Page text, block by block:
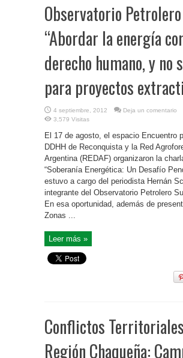
Observatorio
“Abordar la energía
derecho humano, y no
para proyectos
4 septiembre, 2012
Deja un comentario
3,579 Visitas
El 17 de agosto, el espacio Encuentro
DDHH de Reconquista y la Red
Argentina (REDAF) organizaron la
“Soberanía Energética: Un Desafío
estuvo a cargo del periodista Hernán
integrante del Observatorio Petrolero
En esa oportunidad, además de
Zonas ...
Leer más »
Conflictos
Región Chaqueña: